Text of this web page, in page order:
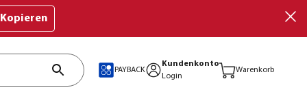
Kopieren
PAYBACK
Kundenkonto
Login
Warenkorb